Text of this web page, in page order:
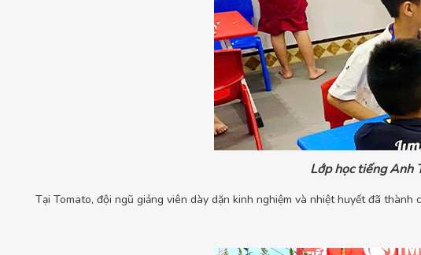
Lớp học tiếng Anh
Tại Tomato, đội ngũ giảng viên dày dặn kinh nghiệm và nhiệt huyết đã